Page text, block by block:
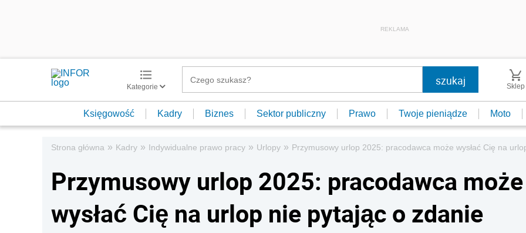
REKLAMA
Kategorie Sklep
Księgowość Kadry Biznes Sektor publiczny Prawo Twoje pieniądze Moto
Strona główna » Kadry » Indywidualne prawo pracy » Urlopy » Przymusowy urlop 2025: pracodawca może wysłać Cię na
Przymusowy urlop 2025: pracodawca może
wysłać Cię na urlop nie pytając o zdanie